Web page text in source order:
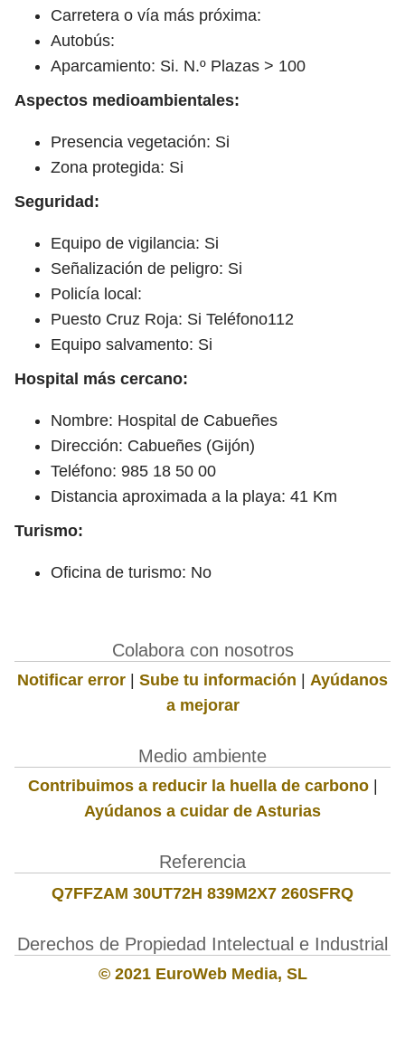
Carretera o vía más próxima:
Autobús:
Aparcamiento: Si. N.º Plazas > 100
Aspectos medioambientales:
Presencia vegetación: Si
Zona protegida: Si
Seguridad:
Equipo de vigilancia: Si
Señalización de peligro: Si
Policía local:
Puesto Cruz Roja: Si Teléfono112
Equipo salvamento: Si
Hospital más cercano:
Nombre: Hospital de Cabueñes
Dirección: Cabueñes (Gijón)
Teléfono: 985 18 50 00
Distancia aproximada a la playa: 41 Km
Turismo:
Oficina de turismo: No
Colabora con nosotros
Notificar error | Sube tu información | Ayúdanos
a mejorar
Medio ambiente
Contribuimos a reducir la huella de carbono|
Ayúdanos a cuidar de Asturias
Referencia
Q7FFZAM 30UT72H 839M2X7 260SFRQ
Derechos de Propiedad Intelectual e Industrial
© 2021 EuroWeb Media, SL